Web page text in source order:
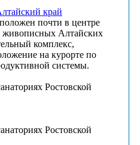
край
почти в центре
живописных Алтайских
комплекс,
на курорте по
системы.